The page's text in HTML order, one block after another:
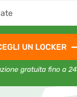
UN LOCKER
gratuita fino a